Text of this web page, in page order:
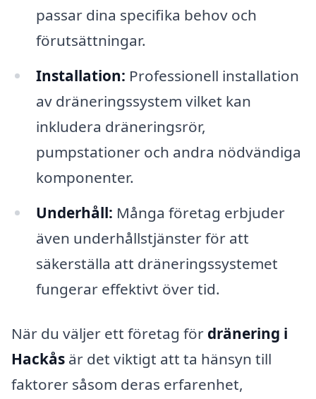
passar dina specifika behov och
förutsättningar.
Installation: Professionell installation
av dräneringssystem vilket kan
inkludera dräneringsrör,
pumpstationer och andra nödvändiga
komponenter.
Underhåll: Många företag erbjuder
även underhållstjänster för att
säkerställa att dräneringssystemet
fungerar effektivt över tid.
När du väljer ett företag för dränering i
Hackås är det viktigt att ta hänsyn till
faktorer såsom deras erfarenhet,